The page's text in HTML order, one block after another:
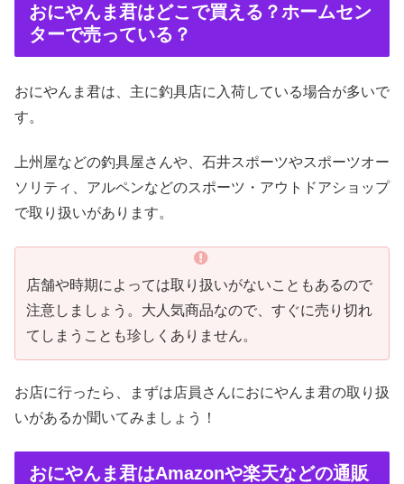
おにやんま君はどこで買える？ホームセン
ターで売っている？
おにやんま君は、主に釣具店に入荷している場合が多いで
す。
上州屋などの釣具屋さんや、石井スポーツやスポーツオー
ソリティ、アルペンなどのスポーツ・アウトドアショップ
で取り扱いがあります。
店舗や時期によっては取り扱いがないこともあるので
注意しましょう。大人気商品なので、すぐに売り切れ
てしまうことも珍しくありません。
お店に行ったら、まずは店員さんにおにやんま君の取り扱
いがあるか聞いてみましょう！
おにやんま君はAmazonや楽天などの通販